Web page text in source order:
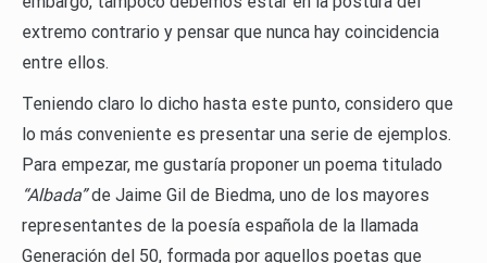
extremo contrario y pensar que nunca hay coincidencia
entre ellos.
Teniendo claro lo dicho hasta este punto, considero que
lo más conveniente es presentar una serie de ejemplos.
Para empezar, me gustaría proponer un poema titulado
“Albada”de Jaime Gil de Biedma, uno de los mayores
representantes de la poesía española de la llamada
Generación del 50, formada por aquellos poetas que